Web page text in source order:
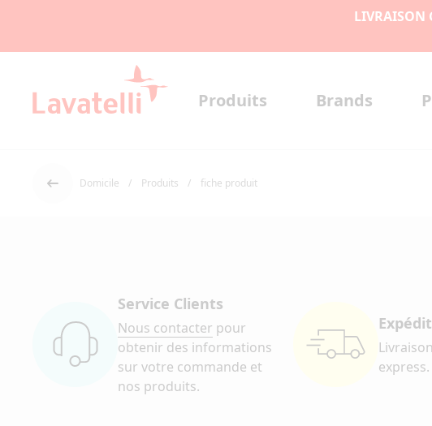
LIVRAISON
Produits Brands
Dos Domicile Produits fiche produit
Service Clients
Nous contacter pour
obtenir des informations
sur votre commande et
nos produits.
express.